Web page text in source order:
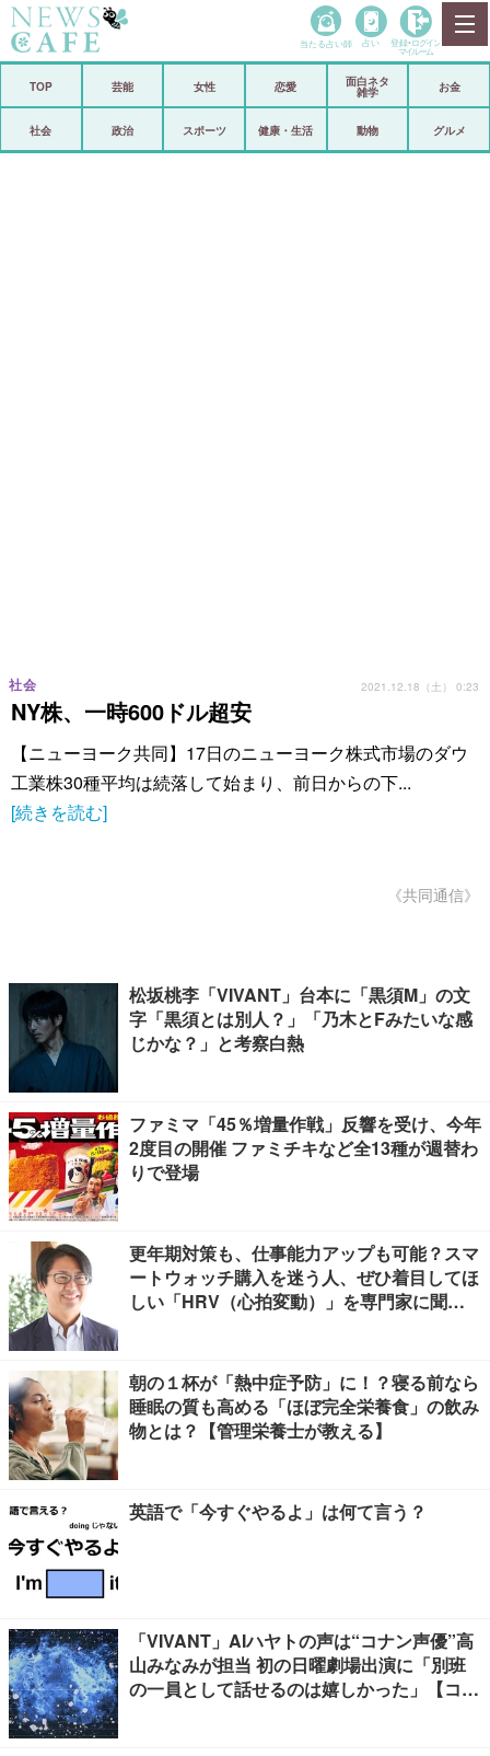
政治
当たる占い師 占い 登録• ログイン
マイルーム
TOP 芸能 女性 恋愛
面白ネタ
雑学
お金
社会 政治 スポーツ 健康・生活 動物 グルメ
NY株、一時600ドル超安
社会 2021.12.18（土） 0:23
【ニューヨーク共同】17日のニューヨーク株式市場のダウ
工業株30種平均は続落して始まり、前日からの下...
[続きを読む]
《共同通信》
松坂桃李「VIVANT」台本に「黒須M」の文
字「黒須とは別人？」「乃木とFみたいな感
じかな？」と考察白熱
ファミマ「45％増量作戦」反響を受け、今年
2度目の開催 ファミチキなど全13種が週替わ
りで登場
更年期対策も、仕事能力アップも可能？スマ
ートウォッチ購入を迷う人、ぜひ着目してほ
しい「HRV（心拍変動）」を専門家に聞き
朝の１杯が「熱中症予防」に！？寝る前なら
睡眠の質も高める「ほぼ完全栄養食」の飲み
物とは？【管理栄養士が教える】
英語で「今すぐやるよ」は何て言う？
「VIVANT」AIハヤトの声は“コナン声優”高
山みなみが担当 初の日曜劇場出演に「別班
の一員として話せるのは嬉しかった」【コメ